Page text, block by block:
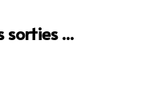
sorties ...